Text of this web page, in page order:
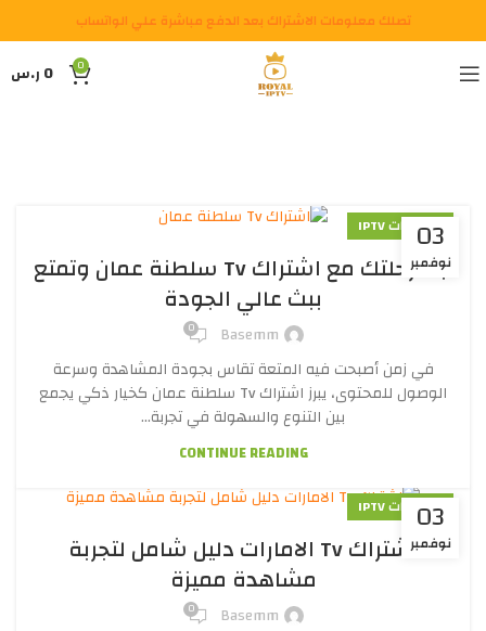
تصلك معلومات الاشتراك بعد الدفع مباشرة علي الواتساب
0
0 ر.س
03
نوفمبر
اشتراكات IPTV
ابدأ رحلتك مع اشتراك Tv سلطنة عمان وتمتع
ببث عالي الجودة
Basemm
0
في زمن أصبحت فيه المتعة تقاس بجودة المشاهدة وسرعة
الوصول للمحتوى، يبرز اشتراك Tv سلطنة عمان كخيار ذكي يجمع
بين التنوع والسهولة في تجربة...
CONTINUE READING
03
نوفمبر
اشتراكات IPTV
اشتراك Tv الامارات دليل شامل لتجربة
مشاهدة مميزة
Basemm
0